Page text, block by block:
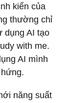
kiến của
thường chỉ
dụng AI tạo
with me.
AI mình
năng suất